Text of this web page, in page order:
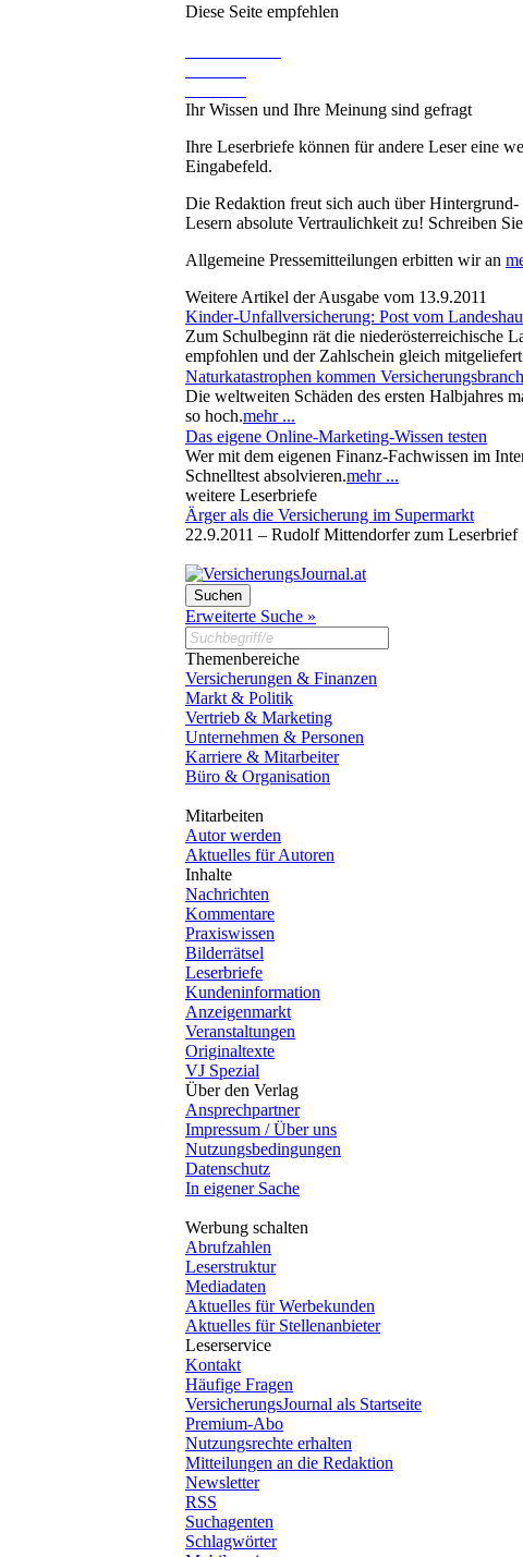
Diese Seite empfehlen
Ihr Wissen und Ihre Meinung sind gefragt
Ihre Leserbriefe können für andere Leser eine
Eingabefeld.
Die Redaktion freut sich auch über
Lesern absolute Vertraulichkeit zu! Schreiben
Allgemeine Pressemitteilungen erbitten wir an
Weitere Artikel der Ausgabe vom 13.9.2011
Kinder-Unfallversicherung: Post vom
Zum Schulbeginn rät die niederösterreichische
empfohlen und der Zahlschein gleich
Naturkatastrophen kommen
Die weltweiten Schäden des ersten Halbjahres
so hoch.mehr ...
Das eigene Online-Marketing-Wissen testen
Wer mit dem eigenen Finanz-Fachwissen im
Schnelltest absolvieren.mehr ...
weitere Leserbriefe
Ärger als die Versicherung im Supermarkt
22.9.2011 – Rudolf Mittendorfer zum Leserbrief
Erweiterte Suche »
Themenbereiche
Versicherungen & Finanzen
Markt & Politik
Vertrieb & Marketing
Unternehmen & Personen
Karriere & Mitarbeiter
Büro & Organisation
Mitarbeiten
Autor werden
Aktuelles für Autoren
Inhalte
Nachrichten
Kommentare
Praxiswissen
Bilderrätsel
Leserbriefe
Kundeninformation
Anzeigenmarkt
Veranstaltungen
Originaltexte
VJ Spezial
Über den Verlag
Ansprechpartner
Impressum / Über uns
Nutzungsbedingungen
Datenschutz
In eigener Sache
Werbung schalten
Abrufzahlen
Leserstruktur
Mediadaten
Aktuelles für Werbekunden
Aktuelles für Stellenanbieter
Leserservice
Kontakt
Häufige Fragen
VersicherungsJournal als Startseite
Premium-Abo
Nutzungsrechte erhalten
Mitteilungen an die Redaktion
Newsletter
RSS
Suchagenten
Schlagwörter